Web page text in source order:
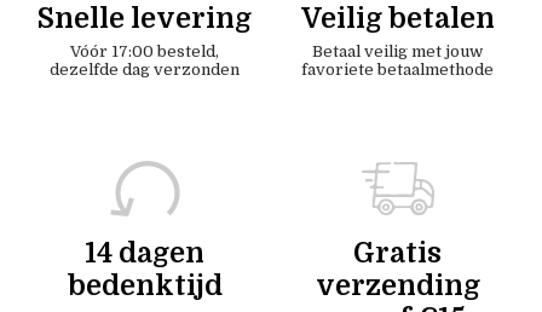
Snelle levering
Vóór 17:00 besteld,
dezelfde dag verzonden
Veilig betalen
Betaal veilig met jouw
favoriete betaalmethode
14 dagen
bedenktijd
Gratis
verzending